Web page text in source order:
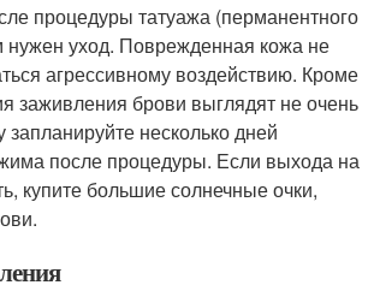
процедуры татуажа (перманентного
уход. Поврежденная кожа не
агрессивному воздействию. Кроме
заживления брови выглядят не очень
запланируйте несколько дней
после процедуры. Если выхода на
купите большие солнечные очки,